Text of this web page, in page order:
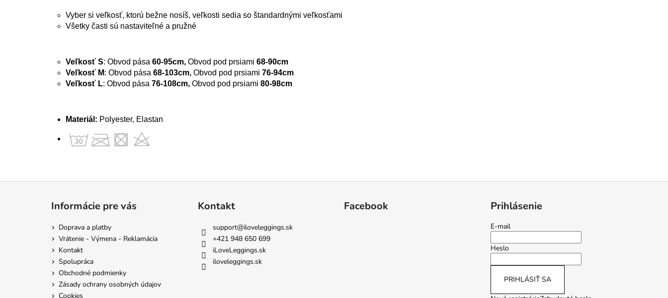
Vyber si veľkosť, ktorú bežne nosíš, veľkosti sedia so štandardnými veľkosťami
Všetky časti sú nastaviteľné a pružné
Veľkosť S: Obvod pása 60-95cm, Obvod pod prsiami 68-90cm
Veľkosť M: Obvod pása 68-103cm, Obvod pod prsiami 76-94cm
Veľkosť L: Obvod pása 76-108cm, Obvod pod prsiami 80-98cm
Materiál: Polyester, Elastan
Informácie pre vás
Doprava a platby
Vrátenie - Výmena - Reklamácia
Kontakt
Spolupráca
Obchodné podmienky
Zásady ochrany osobných údajov
Cookies
Kontakt
support@iloveleggings.sk
+421 948 650 699
iLoveLeggings.sk
iloveleggings.sk
Facebook Prihlásenie
E-mail
Heslo
PRIHLÁSIŤ SA